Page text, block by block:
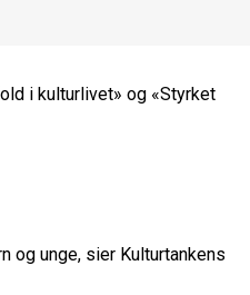
i kulturlivet» og «Styrket
og unge, sier Kulturtankens